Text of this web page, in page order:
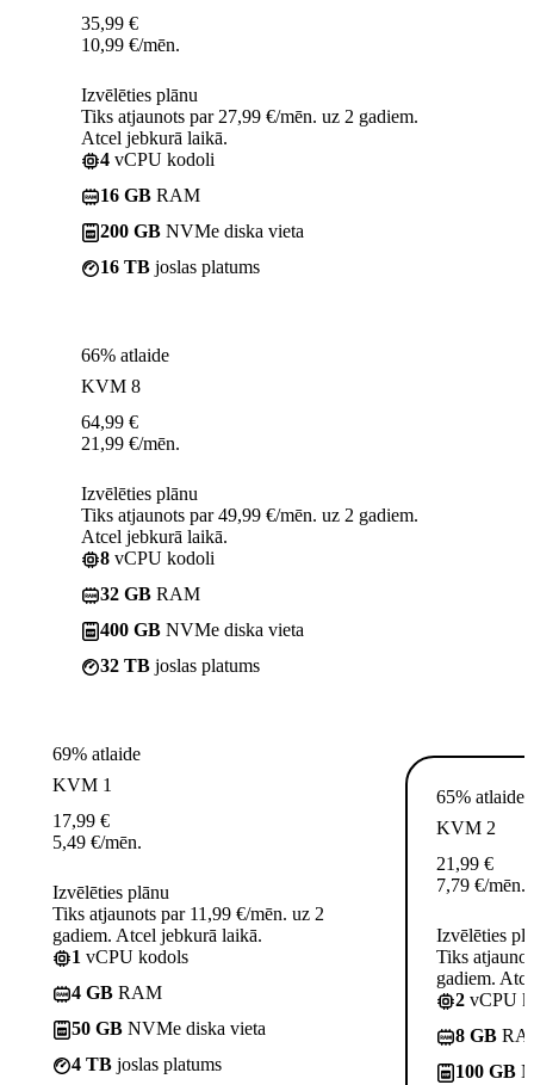
35,99 €
10,99 €/mēn.
Izvēlēties plānu
Tiks atjaunots par 27,99 €/mēn. uz 2 gadiem.
Atcel jebkurā laikā.
4 vCPU kodoli
16 GB RAM
200 GB NVMe diska vieta
16 TB joslas platums
66% atlaide
KVM 8
64,99 €
21,99 €/mēn.
Izvēlēties plānu
Tiks atjaunots par 49,99 €/mēn. uz 2 gadiem.
Atcel jebkurā laikā.
8 vCPU kodoli
32 GB RAM
400 GB NVMe diska vieta
32 TB joslas platums
69% atlaide
KVM 1
17,99 €
5,49 €/mēn.
Izvēlēties plānu
Tiks atjaunots par 11,99 €/mēn. uz 2
gadiem. Atcel jebkurā laikā.
1 vCPU kodols
4 GB RAM
50 GB NVMe diska vieta
4 TB joslas platums
65% atlaide
KVM 2
21,99 €
7,79 €/mēn.
Izvēlēties
Tiks
gadiem.
2 vCPU
8 GB
100 GB